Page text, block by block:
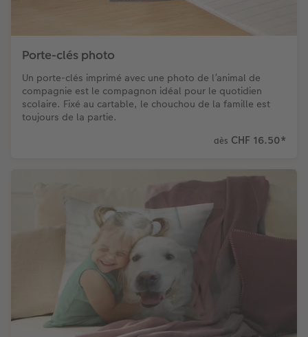
Porte-clés photo
Un porte-clés imprimé avec une photo de l’animal de
compagnie est le compagnon idéal pour le quotidien
scolaire. Fixé au cartable, le chouchou de la famille est
toujours de la partie.
dès CHF 16.50*